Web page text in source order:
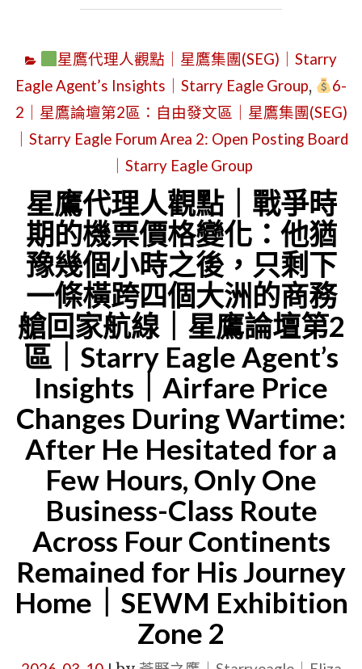
灣
長
袖
到
紐
的
短
袖：
兩
代
人
同
的
陽
光
記
｜
星
鷹
偵
星鷹代理人觀點｜星鷹集團(SEG)｜Starry
Eagle Agent’s Insights｜Starry Eagle Group,
6-
2｜星鷹論壇第2區：自由發文區｜星鷹集團(SEG)
｜Starry Eagle Forum Area 2: Open Posting Board
｜Starry Eagle Group
星鷹代理人觀點｜戰爭時
期的機票價格變化：他猶
豫幾個小時之後，只剩下
一條橫跨四個大洲的商務
艙回家航線｜星鷹論壇第2
區｜Starry Eagle Agent’s
Insights｜Airfare Price
Changes During Wartime:
After He Hesitated for a
Few Hours, Only One
Business-Class Route
Across Four Continents
Remained for His Journey
Home｜SEWM Exhibition
Zone 2